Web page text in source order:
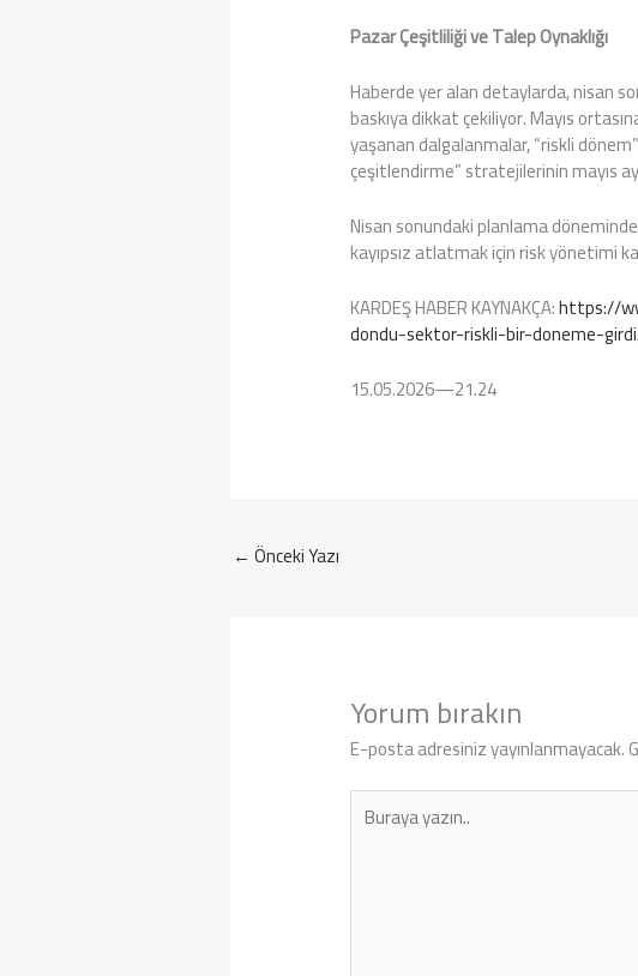
Pazar Çeşitliliği ve Talep Oynaklığı
Haberde yer alan detaylarda, nisan
baskıya dikkat çekiliyor. Mayıs
yaşanan dalgalanmalar, “riskli
çeşitlendirme” stratejilerinin mayıs
Nisan sonundaki planlama
kayıpsız atlatmak için risk yönetimi
KARDEŞ HABER KAYNAKÇA:https://
dondu-sektor-riskli-bir-doneme-
15.05.2026—21.24
← Önceki Yazı
Yorum bırakın
E-posta adresiniz yayınlanmayacak.
Buraya
yazın..